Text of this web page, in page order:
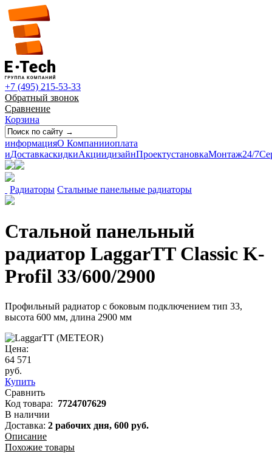
+7 (495) 215-53-33
Обратный звонок
Сравнение
Корзина
информацияО Компанииоплата
иДоставкаскидкиАкциидизайнПроектустановкаМонтаж24/7
Радиаторы Стальные панельные радиаторы
Стальной панельный
радиатор LaggarTT Classic K-
Profil 33/600/2900
Профильный радиатор с боковым подключением тип 33,
высота 600 мм, длина 2900 мм
Цена:
64 571
руб.
Купить
Сравнить
Код товара: 7724707629
В наличии
Доставка: 2 рабочих дня, 600 руб.
Описание
Похожие товары